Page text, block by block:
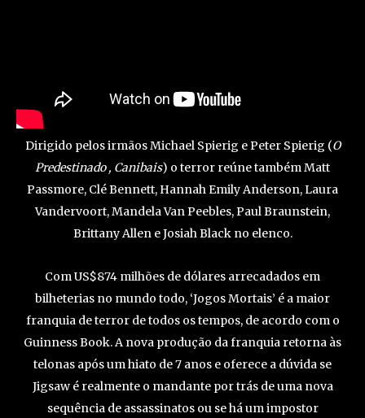
Dirigido pelos irmãos Michael Spierig e Peter Spierig (O
Predestinado , Canibais) o terror reúne também Matt
Passmore, Clé Bennett, Hannah Emily Anderson, Laura
Vandervoort, Mandela Van Peebles, Paul Braunstein,
Brittany Allen e Josiah Black no elenco.
Com US$874 milhões de dólares arrecadados em
bilheterias no mundo todo, ‘Jogos Mortais’ é a maior
franquia de terror de todos os tempos, de acordo com o
Guinness Book. A nova produção da franquia retorna às
telonas após um hiato de 7 anos e oferece a dúvida se
Jigsaw é realmente o mandante por trás de uma nova
sequência de assassinatos ou se há um impostor